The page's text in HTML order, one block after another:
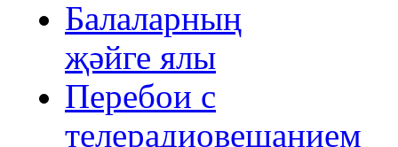
Балаларның
җәйге ялы
Перебои с
телерадиовещанием